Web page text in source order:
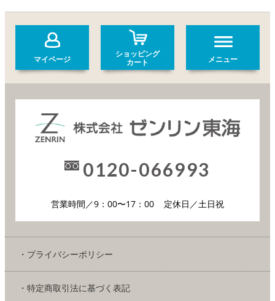
マイページ
ショッピング
カート
メニュー
0120-066993
営業時間／9：00〜17：00 定休日／土日祝
・プライバシーポリシー
・特定商取引法に基づく表記